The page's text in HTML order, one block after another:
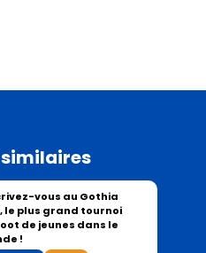
vous au Gothia
le plus grand tournoi
de jeunes dans le
!